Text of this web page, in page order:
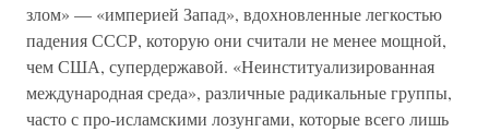
злом» — «империей Запад», вдохновленные легкостью
падения СССР, которую они считали не менее мощной,
чем США, супердержавой. «Неинституализированная
международная среда», различные радикальные группы,
часто с про-исламскими лозунгами, которые всего лишь